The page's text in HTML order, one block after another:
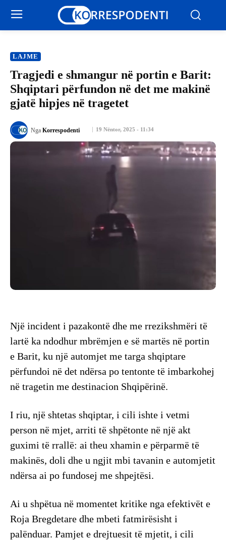
LAJME
Tragjedi e shmangur në portin e Barit:
Shqiptari përfundon në det me makinë
gjatë hipjes në tragetet
19 Nëntor, 2025 - 11:34
Nga Korrespodenti
Një incident i pazakontë dhe me rrezikshmëri të
lartë ka ndodhur mbrëmjen e së martës në portin
e Barit, ku një automjet me targa shqiptare
përfundoi në det ndërsa po tentonte të imbarkohej
në tragetin me destinacion Shqipërinë.
I riu, një shtetas shqiptar, i cili ishte i vetmi
person në mjet, arriti të shpëtonte në një akt
guximi të rrallë: ai theu xhamin e përparmë të
makinës, doli dhe u ngjit mbi tavanin e automjetit
ndërsa ai po fundosej me shpejtësi.
Ai u shpëtua në momentet kritike nga efektivët e
Roja Bregdetare dhe mbeti fatmirësisht i
palënduar. Pamjet e drejtuesit të mjetit, i cili